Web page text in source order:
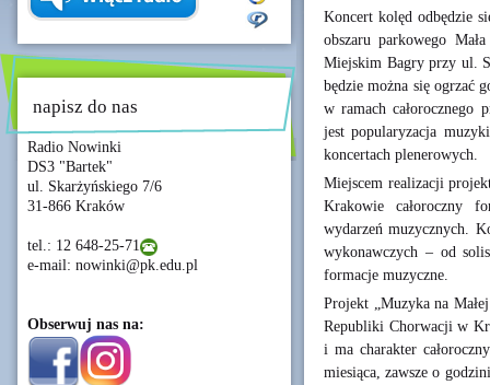
napisz do nas
Radio Nowinki
DS3 "Bartek"
ul. Skarżyńskiego 7/6
31-866 Kraków
tel.: 12 648-25-71
e-mail: nowinki@pk.edu.pl
Obserwuj nas na:
Koncert kolęd odbędzie
obszaru parkowego
Miejskim Bagry przy ul.
będzie można się ogrzać
w ramach całorocznego
jest popularyzacja
koncertach plenerowych.
Miejscem realizacji
Krakowie całoroczny
wydarzeń muzycznych.
wykonawczych – od
formacje muzyczne.
Projekt „Muzyka na
Republiki Chorwacji w
i ma charakter
miesiąca, zawsze o